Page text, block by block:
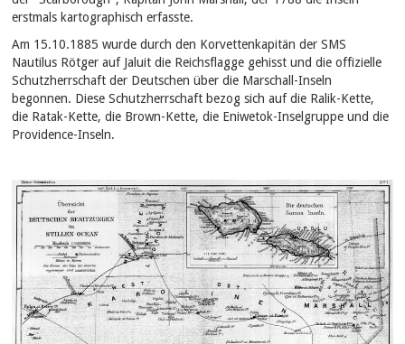
erstmals kartographisch erfasste.
Am 15.10.1885 wurde durch den Korvettenkapitän der SMS
Nautilus Rötger auf Jaluit die Reichsflagge gehisst und die offizielle
Schutzherrschaft der Deutschen über die Marschall-Inseln
begonnen. Diese Schutzherrschaft bezog sich auf die Ralik-Kette,
die Ratak-Kette, die Brown-Kette, die Eniwetok-Inselgruppe und die
Providence-Inseln.